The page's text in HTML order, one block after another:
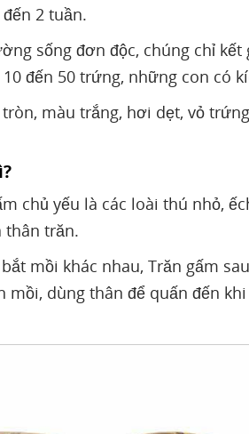
2 tuần.
sống đơn độc, chúng chỉ
đến 50 trứng, những con có
màu trắng, hơi dẹt, vỏ
chủ yếu là các loài thú nhỏ,
thân trăn.
mồi khác nhau, Trăn gấm
mồi, dùng thân để quấn đến